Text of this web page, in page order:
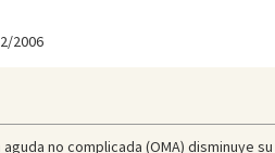
2006
no complicada (OMA) disminuye su